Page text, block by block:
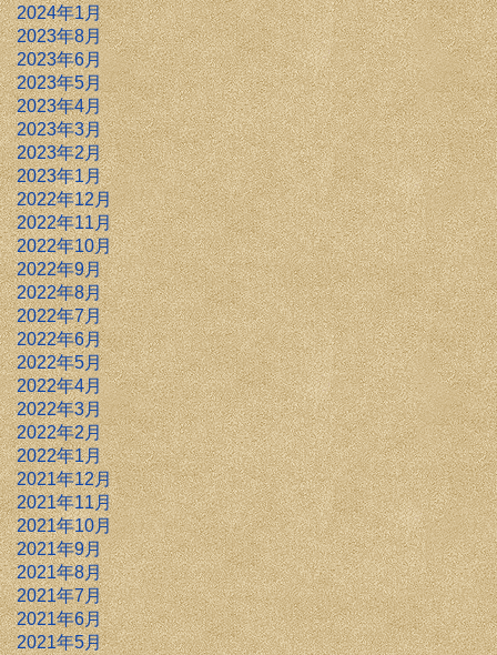
2024年1月
2023年8月
2023年6月
2023年5月
2023年4月
2023年3月
2023年2月
2023年1月
2022年12月
2022年11月
2022年10月
2022年9月
2022年8月
2022年7月
2022年6月
2022年5月
2022年4月
2022年3月
2022年2月
2022年1月
2021年12月
2021年11月
2021年10月
2021年9月
2021年8月
2021年7月
2021年6月
2021年5月